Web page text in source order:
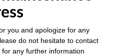
you and apologize for any
do not hesitate to contact
for any further information